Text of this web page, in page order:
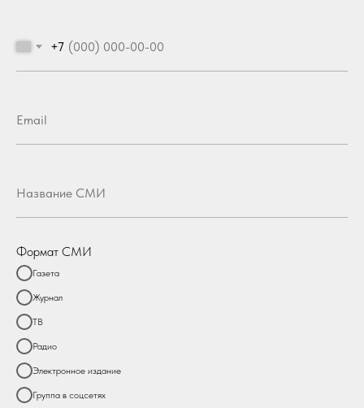
+7
Формат СМИ
Газета
Журнал
ТВ
Радио
Электронное издание
Группа в соцсетях